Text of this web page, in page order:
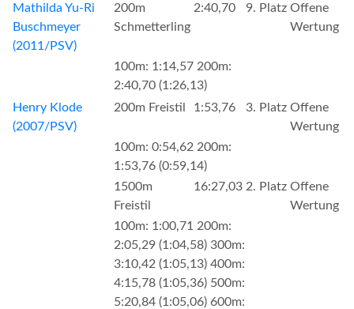
Mathilda Yu-Ri
Buschmeyer
(2011/PSV)
200m
Schmetterling
2:40,70 9. Platz Offene
Wertung
100m: 1:14,57 200m:
2:40,70 (1:26,13)
Henry Klode
(2007/PSV)
200m Freistil 1:53,76 3. Platz Offene
Wertung
100m: 0:54,62 200m:
1:53,76 (0:59,14)
1500m
Freistil
16:27,03 2. Platz Offene
Wertung
100m: 1:00,71 200m:
2:05,29 (1:04,58) 300m:
3:10,42 (1:05,13) 400m:
4:15,78 (1:05,36) 500m:
5:20,84 (1:05,06) 600m: